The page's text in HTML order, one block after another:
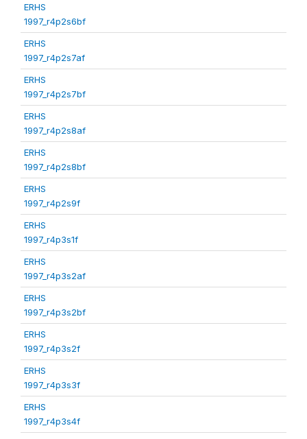
ERHS
1997_r4p2s6bf
ERHS
1997_r4p2s7af
ERHS
1997_r4p2s7bf
ERHS
1997_r4p2s8af
ERHS
1997_r4p2s8bf
ERHS
1997_r4p2s9f
ERHS
1997_r4p3s1f
ERHS
1997_r4p3s2af
ERHS
1997_r4p3s2bf
ERHS
1997_r4p3s2f
ERHS
1997_r4p3s3f
ERHS
1997_r4p3s4f